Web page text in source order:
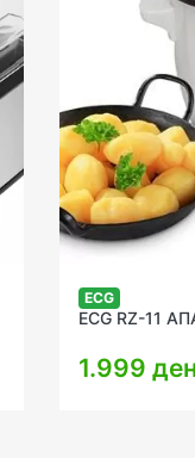
ECG
ECG RZ-11
1.999